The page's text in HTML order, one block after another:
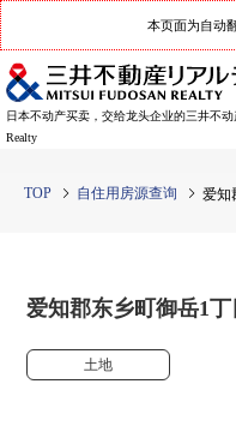
本页面为自动
日本不动产买卖，交给龙头企业的三井不动
Realty
TOP 自住用房源查询 爱知
爱知郡东乡町御岳1
土地